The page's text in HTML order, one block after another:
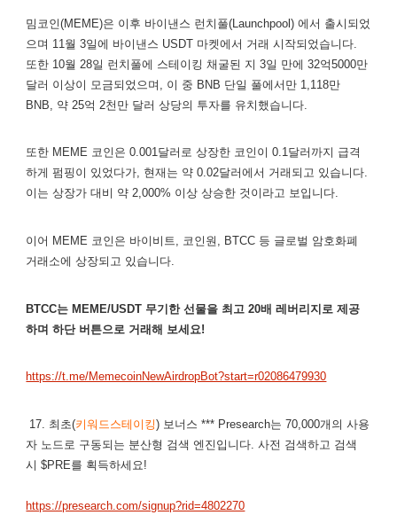
밈코인(MEME)은 이후 바이낸스 런치풀(Launchpool) 에서 출시되었
으며 11월 3일에 바이낸스 USDT 마켓에서 거래 시작되었습니다.
또한 10월 28일 런치풀에 스테이킹 채굴된 지 3일 만에 32억5000만
달러 이상이 모금되었으며, 이 중 BNB 단일 풀에서만 1,118만
BNB, 약 25억 2천만 달러 상당의 투자를 유치했습니다.
또한 MEME 코인은 0.001달러로 상장한 코인이 0.1달러까지 급격
하게 펌핑이 있었다가, 현재는 약 0.02달러에서 거래되고 있습니다.
이는 상장가 대비 약 2,000% 이상 상승한 것이라고 보입니다.
이어 MEME 코인은 바이비트, 코인원, BTCC 등 글로벌 암호화폐
거래소에 상장되고 있습니다.
BTCC는 MEME/USDT 무기한 선물을 최고 20배 레버리지로 제공
하며 하단 버튼으로 거래해 보세요!
https://t.me/MemecoinNewAirdropBot?start=r02086479930
17. 최초(키워드스테이킹) 보너스 *** Presearch는 70,000개의 사용
자 노드로 구동되는 분산형 검색 엔진입니다. 사전 검색하고 검색
시 $PRE를 획득하세요!
https://presearch.com/signup?rid=4802270